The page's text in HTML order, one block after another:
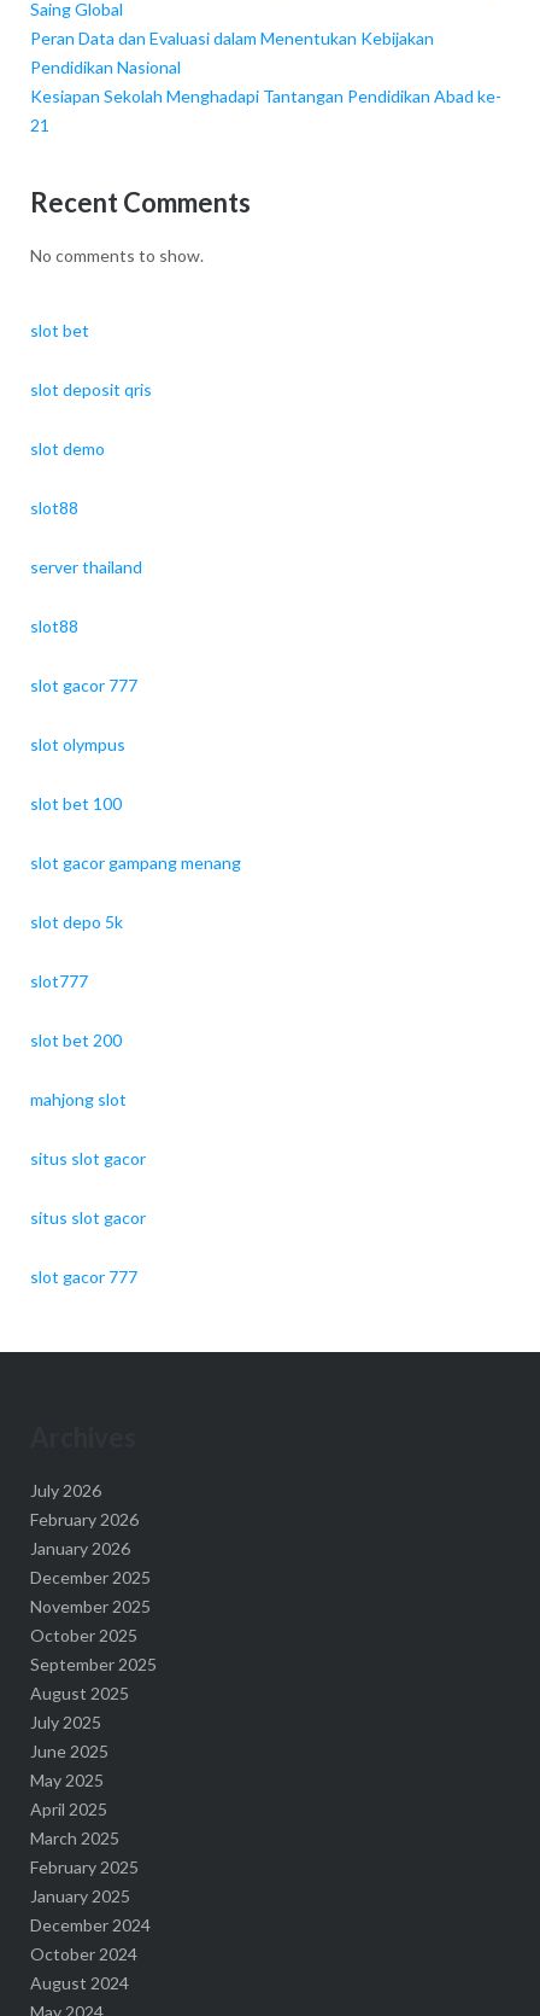
Saing Global
Peran Data dan Evaluasi dalam Menentukan Kebijakan
Pendidikan Nasional
Kesiapan Sekolah Menghadapi Tantangan Pendidikan Abad ke-
21
Recent Comments
No comments to show.
slot bet
slot deposit qris
slot demo
slot88
server thailand
slot88
slot gacor 777
slot olympus
slot bet 100
slot gacor gampang menang
slot depo 5k
slot777
slot bet 200
mahjong slot
situs slot gacor
situs slot gacor
slot gacor 777
July 2026
February 2026
January 2026
December 2025
November 2025
October 2025
September 2025
August 2025
July 2025
June 2025
May 2025
April 2025
March 2025
February 2025
January 2025
December 2024
October 2024
August 2024